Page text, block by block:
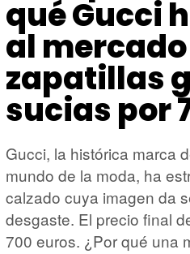
qué Gucci
al
zapatillas
sucias por
Gucci, la histórica marca
mundo de la moda, ha
calzado cuya imagen da
desgaste. El precio final
700 euros. ¿Por qué una